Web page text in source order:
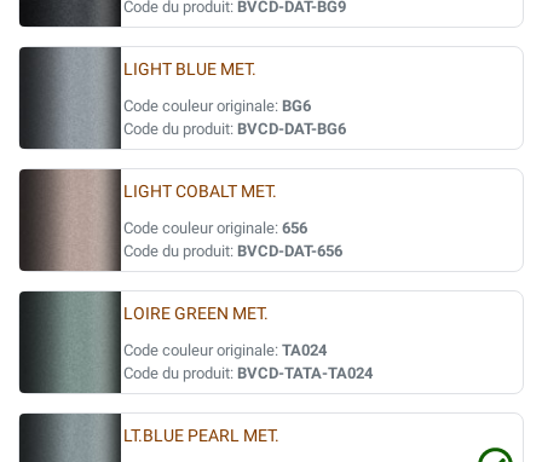
Code du produit: BVCD-DAT-BG9
LIGHT BLUE MET.
Code couleur originale: BG6
Code du produit: BVCD-DAT-BG6
LIGHT COBALT MET.
Code couleur originale: 656
Code du produit: BVCD-DAT-656
LOIRE GREEN MET.
Code couleur originale: TA024
Code du produit: BVCD-TATA-TA024
LT.BLUE PEARL MET.